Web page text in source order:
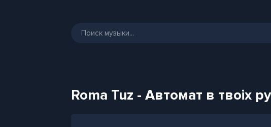
Roma Tuz - Автомат в твоiх